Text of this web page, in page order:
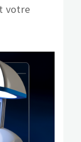
votre